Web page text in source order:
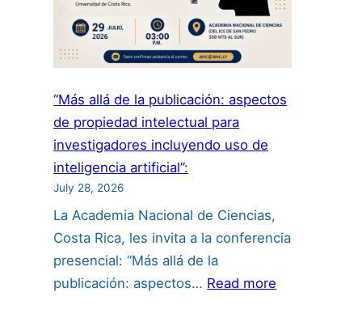
“Más allá de la publicación: aspectos
de propiedad intelectual para
investigadores incluyendo uso de
inteligencia artificial”:
July 28, 2026
La Academia Nacional de Ciencias,
Costa Rica, les invita a la conferencia
presencial: “Más allá de la
publicación: aspectos… Read more